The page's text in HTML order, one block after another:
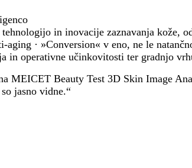
in inovacije zaznavanja kože,
· »Conversion« v eno, ne le
in operativne učinkovitosti ter gradnjo
MEICET Beauty Test 3D Skin Image
jasno vidne.“